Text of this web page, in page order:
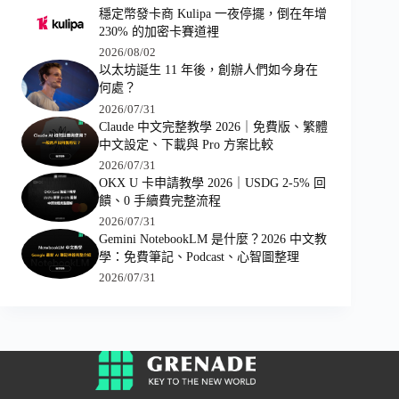
穩定幣發卡商 Kulipa 一夜停擺，倒在年增
230% 的加密卡賽道裡
2026/08/02
以太坊誕生 11 年後，創辦人們如今身在
何處？
2026/07/31
Claude 中文完整教學 2026｜免費版、繁體
中文設定、下載與 Pro 方案比較
2026/07/31
OKX U 卡申請教學 2026｜USDG 2-5% 回
饋、0 手續費完整流程
2026/07/31
Gemini NotebookLM 是什麼？2026 中文教
學：免費筆記、Podcast、心智圖整理
2026/07/31